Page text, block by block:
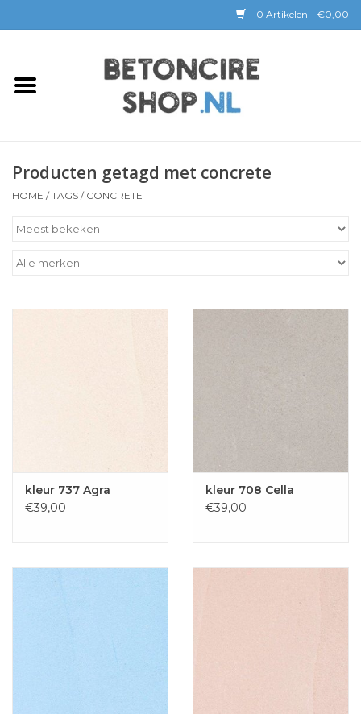
0 Artikelen - €0,00
Home
BaseBeton | Kant & Klaar
GEREEDSCHAP &
Producten getagd met concrete
HOME /TAGS / CONCRETE
kleur 737 Agra
€39,00
kleur 708 Cella
€39,00